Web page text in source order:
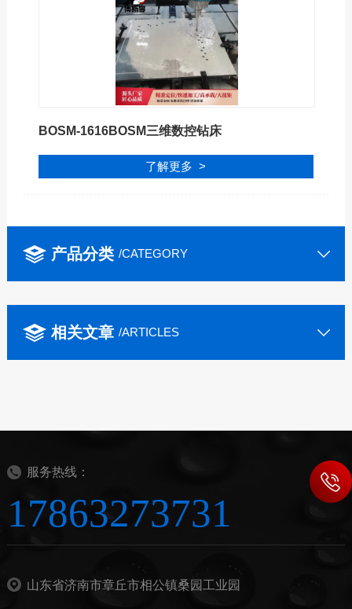
BOSM-1616BOSM三维数控钻床
了解更多 >
产品分类 /CATEGORY
相关文章 /ARTICLES
服务热线：
17863273731
山东省济南市章丘市相公镇桑园工业园